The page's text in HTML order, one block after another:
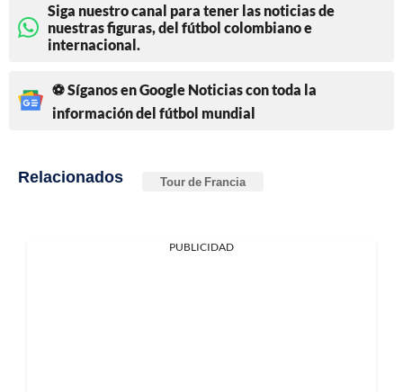
Siga nuestro canal para tener las noticias de
nuestras figuras, del fútbol colombiano e
internacional.
⚽ Síganos en Google Noticias con toda la
información del fútbol mundial
Relacionados Tour de Francia
PUBLICIDAD